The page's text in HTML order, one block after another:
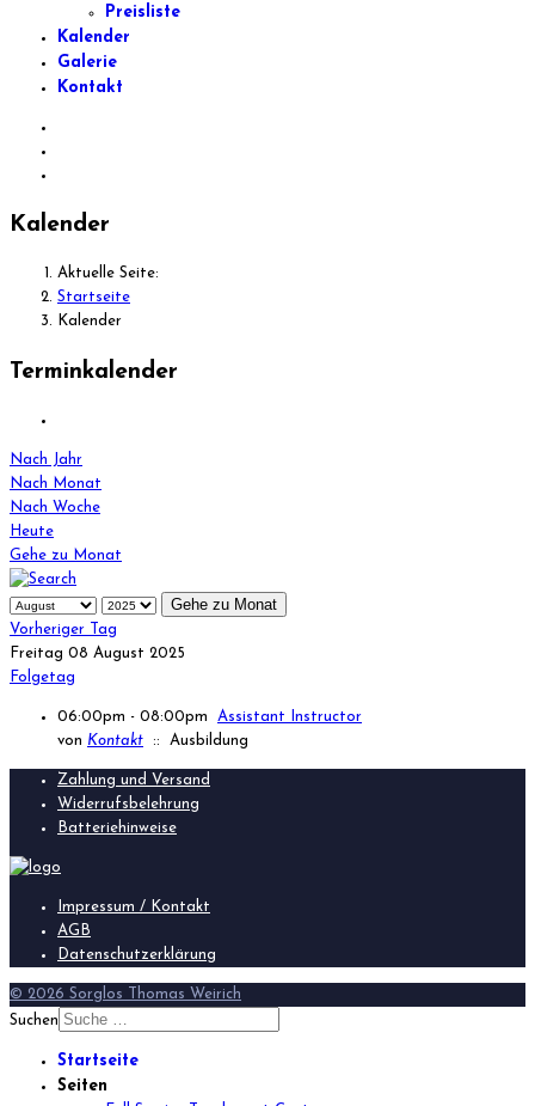
Preisliste
Kalender
Galerie
Kontakt
Kalender
Aktuelle Seite:
Startseite
Kalender
Terminkalender
Nach Jahr
Nach Monat
Nach Woche
Heute
Gehe zu Monat
Gehe zu Monat
Vorheriger Tag
Freitag 08 August 2025
Folgetag
06:00pm - 08:00pm Assistant Instructor
von Kontakt :: Ausbildung
Zahlung und Versand
Widerrufsbelehrung
Batteriehinweise
Impressum / Kontakt
AGB
Datenschutzerklärung
© 2026 Sorglos Thomas Weirich
Suchen
Startseite
Seiten